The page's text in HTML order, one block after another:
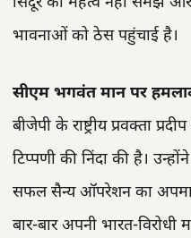
भावनाओं को ठेस पहुंचाई है।
सीएम भगवंत मान पर
बीजेपी के राष्ट्रीय प्रवक्ता
टिप्पणी की निंदा की है।
सफल सैन्य ऑपरेशन का अपमान
बार-बार अपनी भारत-